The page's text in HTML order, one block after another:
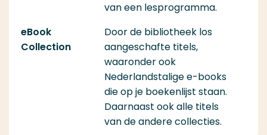
van een lesprogramma.
eBook
Collection
Door de bibliotheek los
aangeschafte titels,
waaronder ook
Nederlandstalige e-books
die op je boekenlijst staan.
Daarnaast ook alle titels
van de andere collecties.